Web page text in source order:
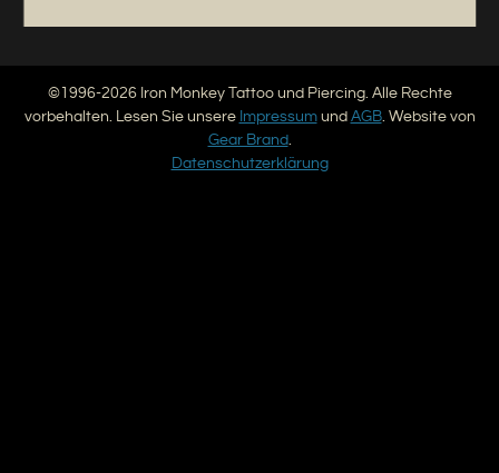
©1996-2026 Iron Monkey Tattoo und Piercing. Alle Rechte
vorbehalten. Lesen Sie unsere Impressumund AGB. Website von
Gear Brand.
Datenschutzerklärung